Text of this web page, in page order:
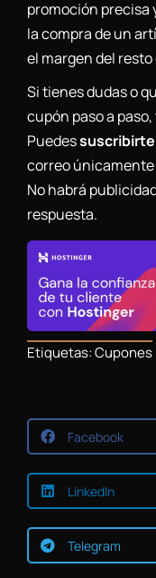
promoción
la compra de un
el margen del
Si tienes dudas o
cupón paso a
Puedes
correo
No habrá
respuesta.
Etiquetas:Cupones
Facebook
LinkedIn
Telegram